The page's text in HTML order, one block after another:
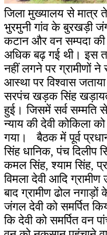
जिला मुख्यालय से मात्र
भुरमुनी गांव के बुरखड़ी
कटान और वन सम्पदा की
अधिक बढ़ गई थी। इस
नहीं लगने पर ग्रामीणों
आस्था पर विश्वास
सरपंच खड़क सिंह
हुई। जिसमें सर्व सम्मति
न्याय की देवी कोकिला
गया।
बैठक में पूर्व
सिंह धानिक, पंच दिलीप
कमल सिंह, श्याम सिंह,
विमला देवी आदि
बाद ग्रामीण ढोल
जंगल देवी को समर्पित
कि देवी को समर्पित वन